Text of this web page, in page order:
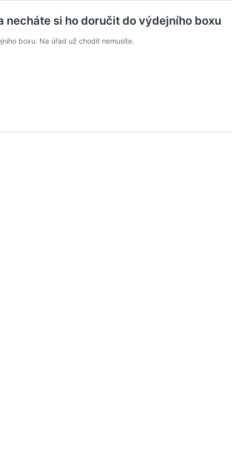
necháte si ho doručit do výdejního boxu
boxu. Na úřad už chodit nemusíte.